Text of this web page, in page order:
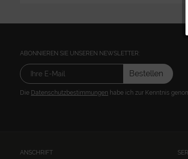
ABONNIEREN SIE UNSEREN NEWSLETTER:
Bestellen
Die Datenschutzbestimmungen habe ich zur Kenntnis
ANSCHRIFT